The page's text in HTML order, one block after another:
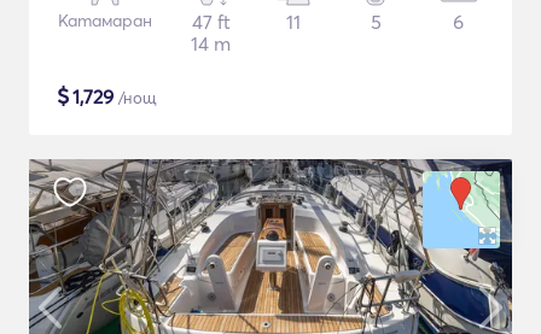
Катамаран
47 ft
14 m
11 5 6
$1,729 /нощ